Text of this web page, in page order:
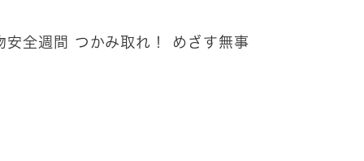
全週間 つかみ取れ！ めざす無事